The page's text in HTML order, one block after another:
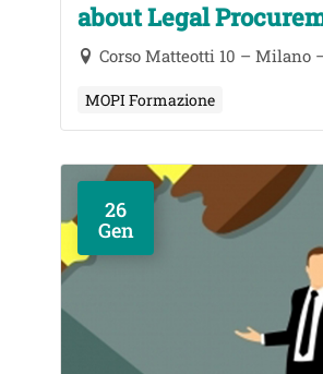
about Legal
Corso Matteotti 10 – Milano
MOPI Formazione
26
Gen